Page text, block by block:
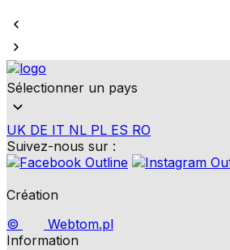
Sélectionner un pays
UK DE IT NL PL ES RO
Suivez-nous sur :
Création
©
Webtom.pl
Information